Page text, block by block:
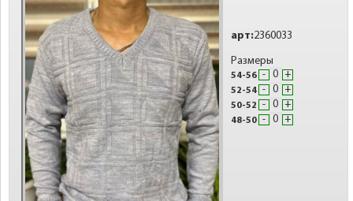
арт:2360033
Размеры
54-56 - +
52-54 - +
50-52 - +
48-50 - +